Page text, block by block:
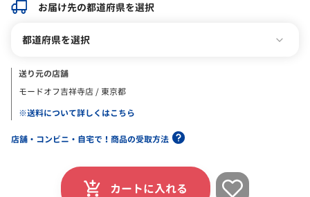
お届け先の都道府県を選択
都道府県を選択
送り元の店舗
モードオフ吉祥寺店 / 東京都
※送料について詳しくはこちら
店舗・コンビニ・自宅で！商品の受取方法
カートに入れる